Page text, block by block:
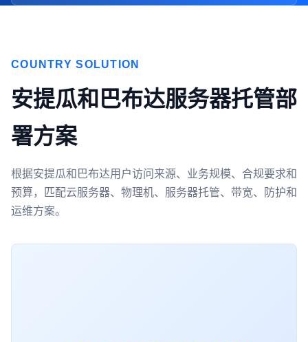
COUNTRY SOLUTION
安提瓜和巴布达服务器托管部
署方案
根据安提瓜和巴布达用户访问来源、业务规模、合规要求和
预算，匹配云服务器、物理机、服务器托管、带宽、防护和
运维方案。